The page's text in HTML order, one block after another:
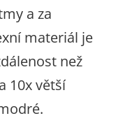
a za
materiál je
než
10x větší